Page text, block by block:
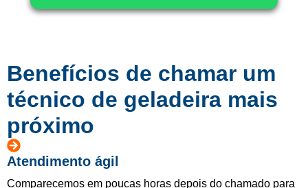
Benefícios de chamar um
técnico de geladeira mais
próximo
Atendimento ágil
Comparecemos em poucas horas depois do chamado para